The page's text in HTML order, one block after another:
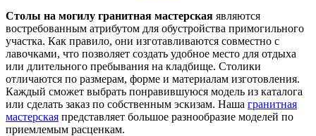
Столы на могилу гранитная мастерская являются
востребованным атрибутом для обустройства примогильного
участка. Как правило, они изготавливаются совместно с
лавочками, что позволяет создать удобное место для отдыха
или длительного пребывания на кладбище. Столики
отличаются по размерам, форме и материалам изготовления.
Каждый сможет выбрать понравившуюся модель из каталога
или сделать заказ по собственным эскизам. Наша гранитная
мастерская представляет большое разнообразие моделей по
приемлемым расценкам.